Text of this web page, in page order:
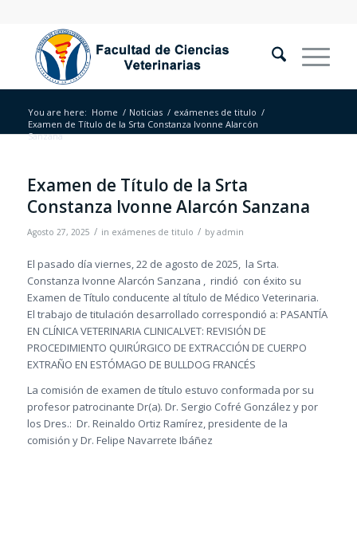
You are here: Home / Noticias / exámenes de titulo /
Examen de Título de la Srta Constanza Ivonne Alarcón
Sanzana
Examen de Título de la Srta
Constanza Ivonne Alarcón Sanzana
Agosto 27, 2025 / in exámenes de titulo / by admin
El pasado día viernes, 22 de agosto de 2025, la Srta.
Constanza Ivonne Alarcón Sanzana , rindió con éxito su
Examen de Título conducente al título de Médico Veterinaria.
El trabajo de titulación desarrollado correspondió a: PASANTÍA
EN CLÍNICA VETERINARIA CLINICALVET: REVISIÓN DE
PROCEDIMIENTO QUIRÚRGICO DE EXTRACCIÓN DE CUERPO
EXTRAÑO EN ESTÓMAGO DE BULLDOG FRANCÉS
La comisión de examen de título estuvo conformada por su
profesor patrocinante Dr(a). Dr. Sergio Cofré González y por
los Dres.: Dr. Reinaldo Ortiz Ramírez, presidente de la
comisión y Dr. Felipe Navarrete Ibáñez